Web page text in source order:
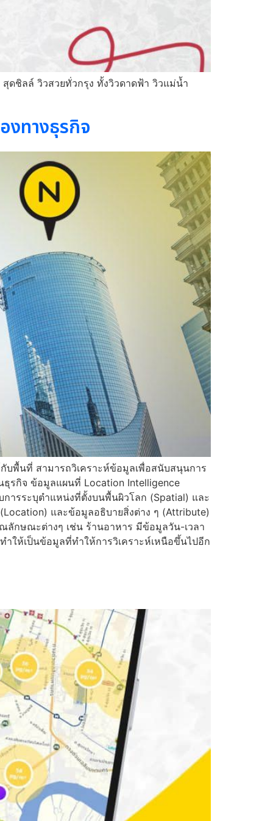
ดชิลล์ วิวสวยทั่วกรุง ทั้งวิวดาดฟ้า วิวแม่น้ำ
ทางธุรกิจ
พื้นที่ สามารถวิเคราะห์ข้อมูลเพื่อสนับสนุนการ
ธุรกิจ ข้อมูลแผนที่ Location Intelligence
ารระบุตำแหน่งที่ตั้งบนพื้นผิวโลก (Spatial) และ
และข้อมูลอธิบายสิ่งต่าง ๆ (Attribute)
ลักษณะต่างๆ เช่น ร้านอาหาร มีข้อมูลวัน-เวลา
ให้เป็นข้อมูลที่ทำให้การวิเคราะห์เหนือขึ้นไปอีก